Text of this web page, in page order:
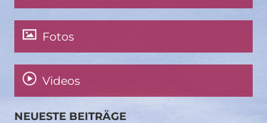
Fotos
Videos
NEUESTE BEITRÄGE